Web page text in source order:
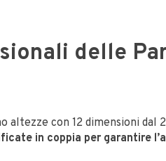
delle
altezze con 12 dimensioni dal
in coppia per garantire